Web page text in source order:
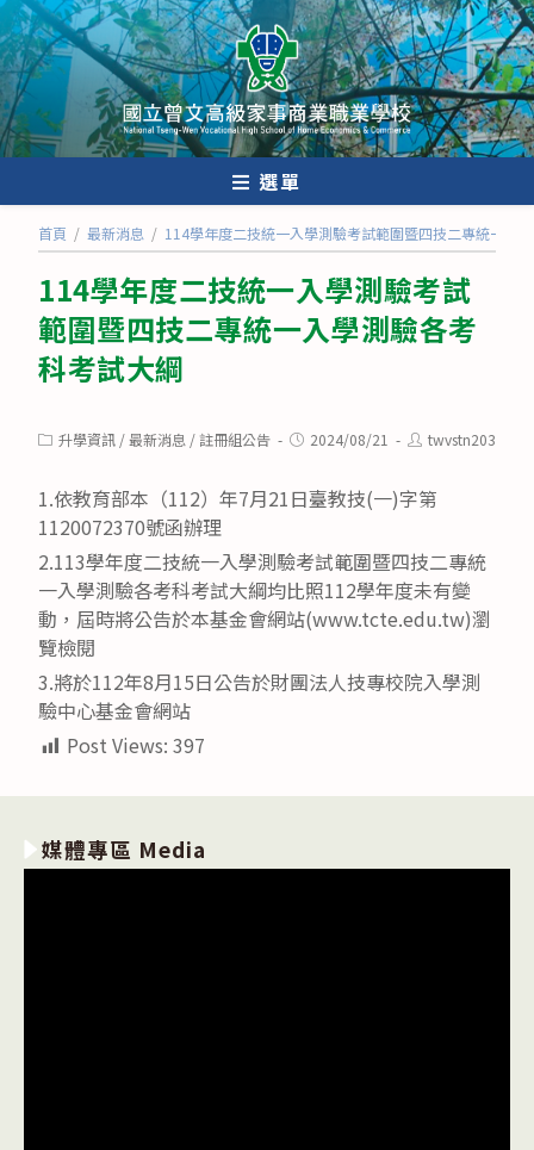
跳
轉
至
主
要
內
選單
首頁 / 最新消息 / 114學年度二技統一入學測驗考試範圍暨四技二專統一入
114學年度二技統一入學測驗考試
範圍暨四技二專統一入學測驗各考
科考試大綱
Post升學資訊 /最新消息 /註冊組公告
Post2024/08/21
Posttwvstn203
1.依教育部本（112）年7月21日臺教技(一)字第
1120072370號函辦理
2.113學年度二技統一入學測驗考試範圍暨四技二專統
一入學測驗各考科考試大綱均比照112學年度未有變
動，屆時將公告於本基金會網站(www.tcte.edu.tw)瀏
覽檢閱
3.將於112年8月15日公告於財團法人技專校院入學測
驗中心基金會網站
Post Views: 397
媒體專區 Media